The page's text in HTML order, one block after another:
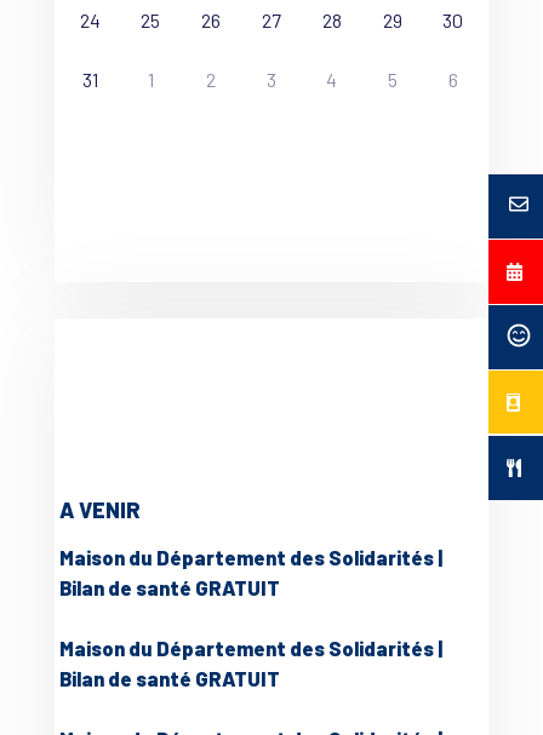
24 25 26 27 28 29 30
31 1 2 3 4 5 6
A VENIR
Maison du Département des Solidarités |
Bilan de santé GRATUIT
Maison du Département des Solidarités |
Bilan de santé GRATUIT